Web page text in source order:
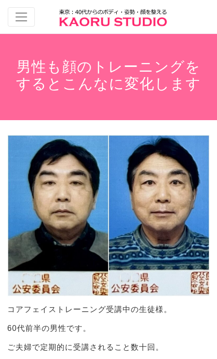
男性も顔のトレーニングを
するとこんなに変化します
コアフェイストレーニング受講中の生徒様。
60代前半の男性です。
ご夫婦で定期的に受講されること数十回。